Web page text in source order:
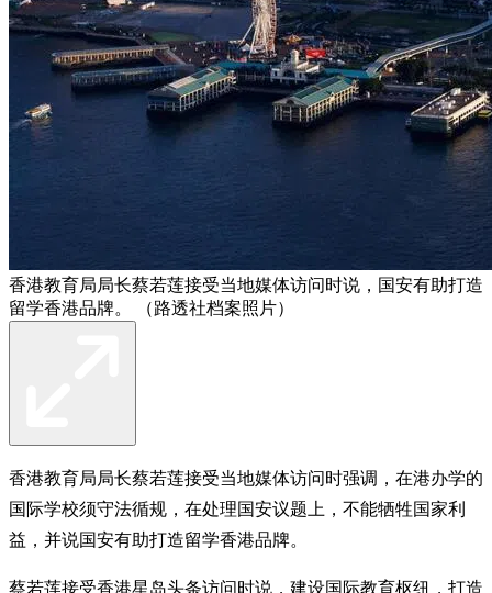
香港教育局局长蔡若莲接受当地媒体访问时说，国安有助打造
留学香港品牌。 （路透社档案照片）
香港教育局局长蔡若莲接受当地媒体访问时强调，在港办学的
国际学校须守法循规，在处理国安议题上，不能牺牲国家利
益，并说国安有助打造留学香港品牌。
蔡若莲接受香港星岛头条访问时说，建设国际教育枢纽，打造